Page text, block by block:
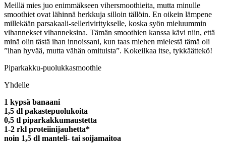
Meillä mies juo enimmäkseen vihersmoothieita, mutta minulle
smoothiet ovat lähinnä herkkuja silloin tällöin. En oikein lämpene
millekään parsakaali-selleriviritykselle, koska syön mieluummin
vihannekset vihanneksina. Tämän smoothien kanssa kävi niin, että
minä olin tästä ihan innoissani, kun taas miehen mielestä tämä oli
”ihan hyvää, mutta vähän omituista”. Kokeilkaa itse, tykkäättekö!
Piparkakku-puolukkasmoothie
Yhdelle
1 kypsä banaani
1,5 dl pakastepuolukoita
0,5 tl piparkakkumaustetta
1-2 rkl proteiinijauhetta*
noin 1,5 dl manteli- tai soijamaitoa